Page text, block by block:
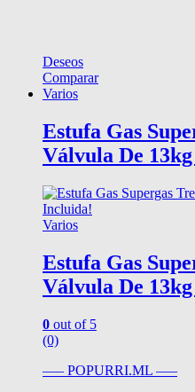
Deseos
Comparar
Varios
Estufa Gas
Válvula De
Varios
Estufa Gas
Válvula De
0 out of 5
(0)
—– POPURRI.ML —–